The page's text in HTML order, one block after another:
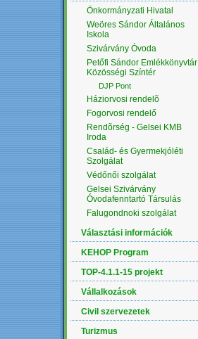
Önkormányzati Hivatal
Weöres Sándor Általános
Iskola
Szivárvány Óvoda
Petőfi Sándor Emlékkönyvtár
Közösségi Színtér
DJP Pont
Háziorvosi rendelõ
Fogorvosi rendelő
Rendõrség - Gelsei KMB
Iroda
Család- és Gyermekjóléti
Szolgálat
Védőnői szolgálat
Gelsei Szivárvány
Óvodafenntartó Társulás
Falugondnoki szolgálat
Választási információk
KEHOP Program
TOP-4.1.1-15 projekt
Vállalkozások
Civil szervezetek
Turizmus